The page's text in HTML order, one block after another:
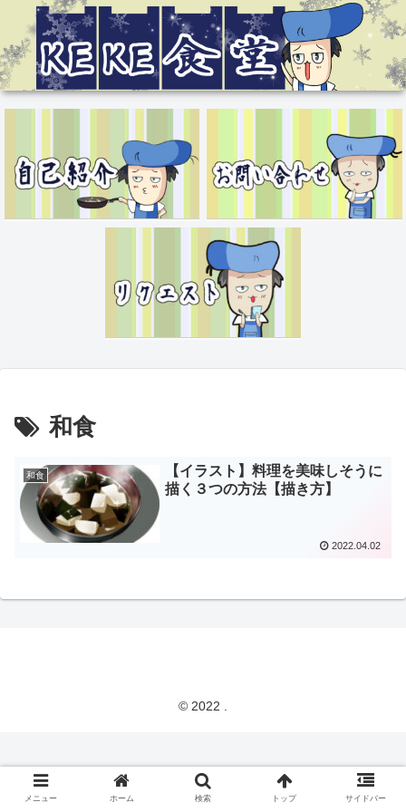
和食
和食
【イラスト】料理を美味しそうに
描く３つの方法【描き方】
2022.04.02
© 2022 .
メニュー ホーム 検索 トップ サイドバー